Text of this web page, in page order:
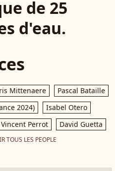
de 25
d'eau.
Mittenaere
Pascal Bataille
2024)
Isabel Otero
Vincent Perrot David Guetta
TOUS LES PEOPLE